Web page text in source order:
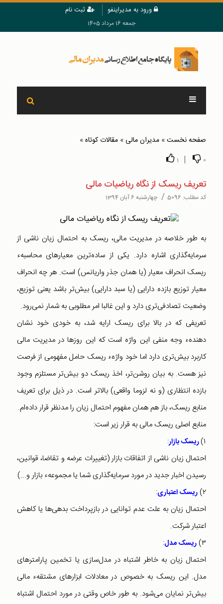
ورود به مدیراینفو ثبت نام
جمعه 16 مرداد 1405
صفحه نخست» مدیران مالی » مقالات کوتاه»
0
|
1
تعریف ریسک از نگاه ریاضیات مالی
کد مطلب: 5096
/ چهارشنبه 6 آبان 1394
به طور خلاصه در مدیریت مالی، ریسک به احتمال زیان ناشی از
سرمایه‌گذاری اشاره دارد. یکی از ساده‌ترین معیارهای محاسبهء
ریسک انحراف معیار (یا همان جذر واریانس) است. هر چه انحراف
معیار توزیع بازده دارایی (یا سبد دارایی) بیش‌تر باشد یعنی توزیع،
وضعیت تصادفی‌تری دارد و این غالبا امر مطلوبی به شمار نمی‌رود.
تعریفی که در بالا برای ریسک ارایه شد، به خودی خود نشان
دهندهء وجه منفی این واژه است که این روزها در مدیریت مالی
کاربرد بیش‌تری دارد اما خود واژهء ریسک حامل مفهومی از فرصت
نیز هست. به بیان روشن‌تر، اخذ ریسک دو بیش‌تر مستلزم وجود
بازده انتظاری (و نه لزوما واقعی) بالاتر است. در ذیل برای تعریف
منابع ریسک، باز هم همان مفهوم احتمال زیان را مدنظر قرار داده‌ام.
منابع اصلی ریسک مالی به قرار زیر است:
۱‌) ریسک بازار:
احتمال زیان ناشی از اتفاقات بازار (تغییرات عرضه و تقاضا، قوانین،
رسیدن اخبار جدید در مورد سرمایه‌گذاری شما یا مجموعهء بازار و...)
۲‌) ‌ریسک اعتباری:
احتمال زیان به علت عدم توانایی در بازپرداخت بدهی‌ها یا کاهش
اعتبار شرکت.
۳‌) ریسک مدل:
احتمال زیان به خاطر اشتباه در مدل‌سازی یا تخمین پارامترهای
مدل. این ریسک به خصوص در معادلات ابزارهای مشتقهء مالی
بیش‌تر نمایان می‌شود. به طور خاص وقتی در مورد احتمال اشتباه